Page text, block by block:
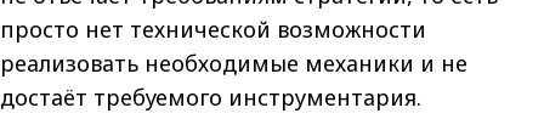
просто нет технической возможности
реализовать необходимые механики и не
достаёт требуемого инструментария.